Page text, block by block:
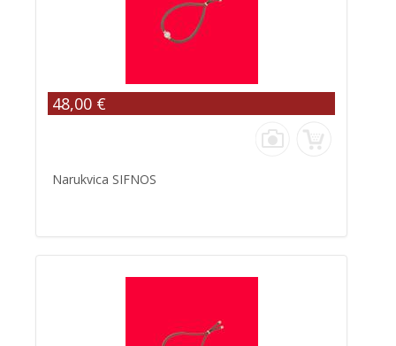
48,00 €
Narukvica SIFNOS